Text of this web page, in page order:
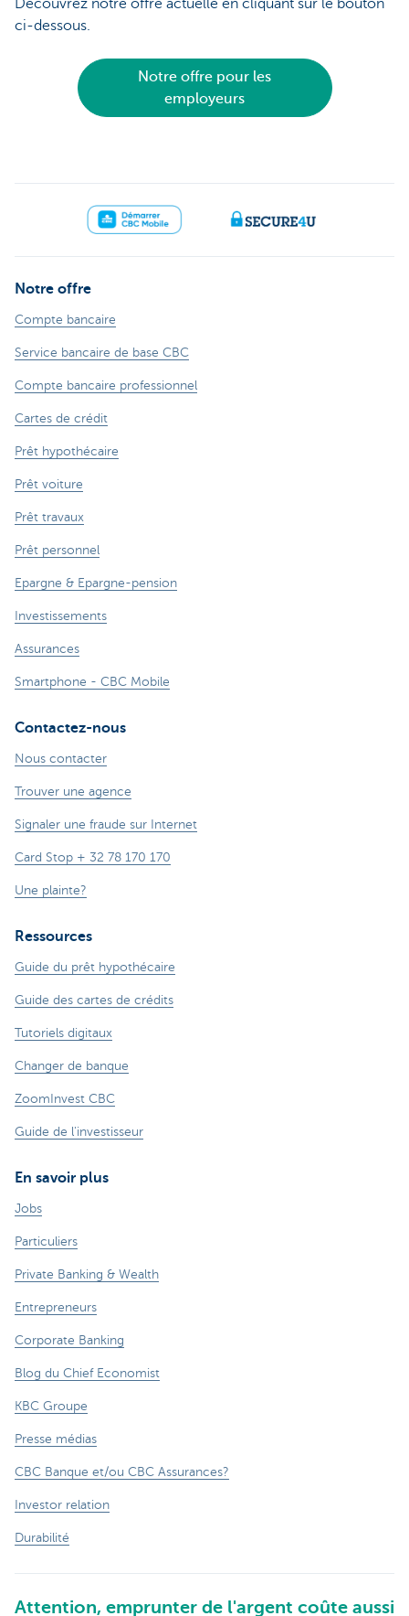
ci-dessous.
Notre offre pour les
employeurs
Notre offre
Compte bancaire
Service bancaire de base CBC
Compte bancaire professionnel
Cartes de crédit
Prêt hypothécaire
Prêt voiture
Prêt travaux
Prêt personnel
Epargne & Epargne-pension
Investissements
Assurances
Smartphone - CBC Mobile
Contactez-nous
Nous contacter
Trouver une agence
Signaler une fraude sur Internet
Card Stop + 32 78 170 170
Une plainte?
Ressources
Guide du prêt hypothécaire
Guide des cartes de crédits
Tutoriels digitaux
Changer de banque
ZoomInvest CBC
Guide de l'investisseur
En savoir plus
Jobs
Particuliers
Private Banking & Wealth
Entrepreneurs
Corporate Banking
Blog du Chief Economist
KBC Groupe
Presse médias
CBC Banque et/ou CBC Assurances?
Investor relation
Durabilité
Attention, emprunter de l'argent coûte aussi